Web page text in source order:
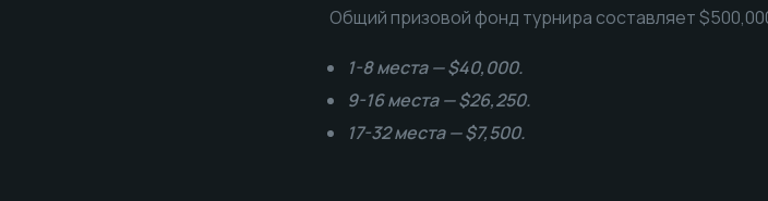
Общий призовой фонд турнира составляет
1-8 места — $40,000.
9-16 места — $26,250.
17-32 места — $7,500.